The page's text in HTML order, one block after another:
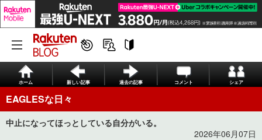
ホーム 新しい記事 過去の記事 コメント シェア
EAGLESな日々
中止になってほっとしている自分がいる。
2026年06月07日